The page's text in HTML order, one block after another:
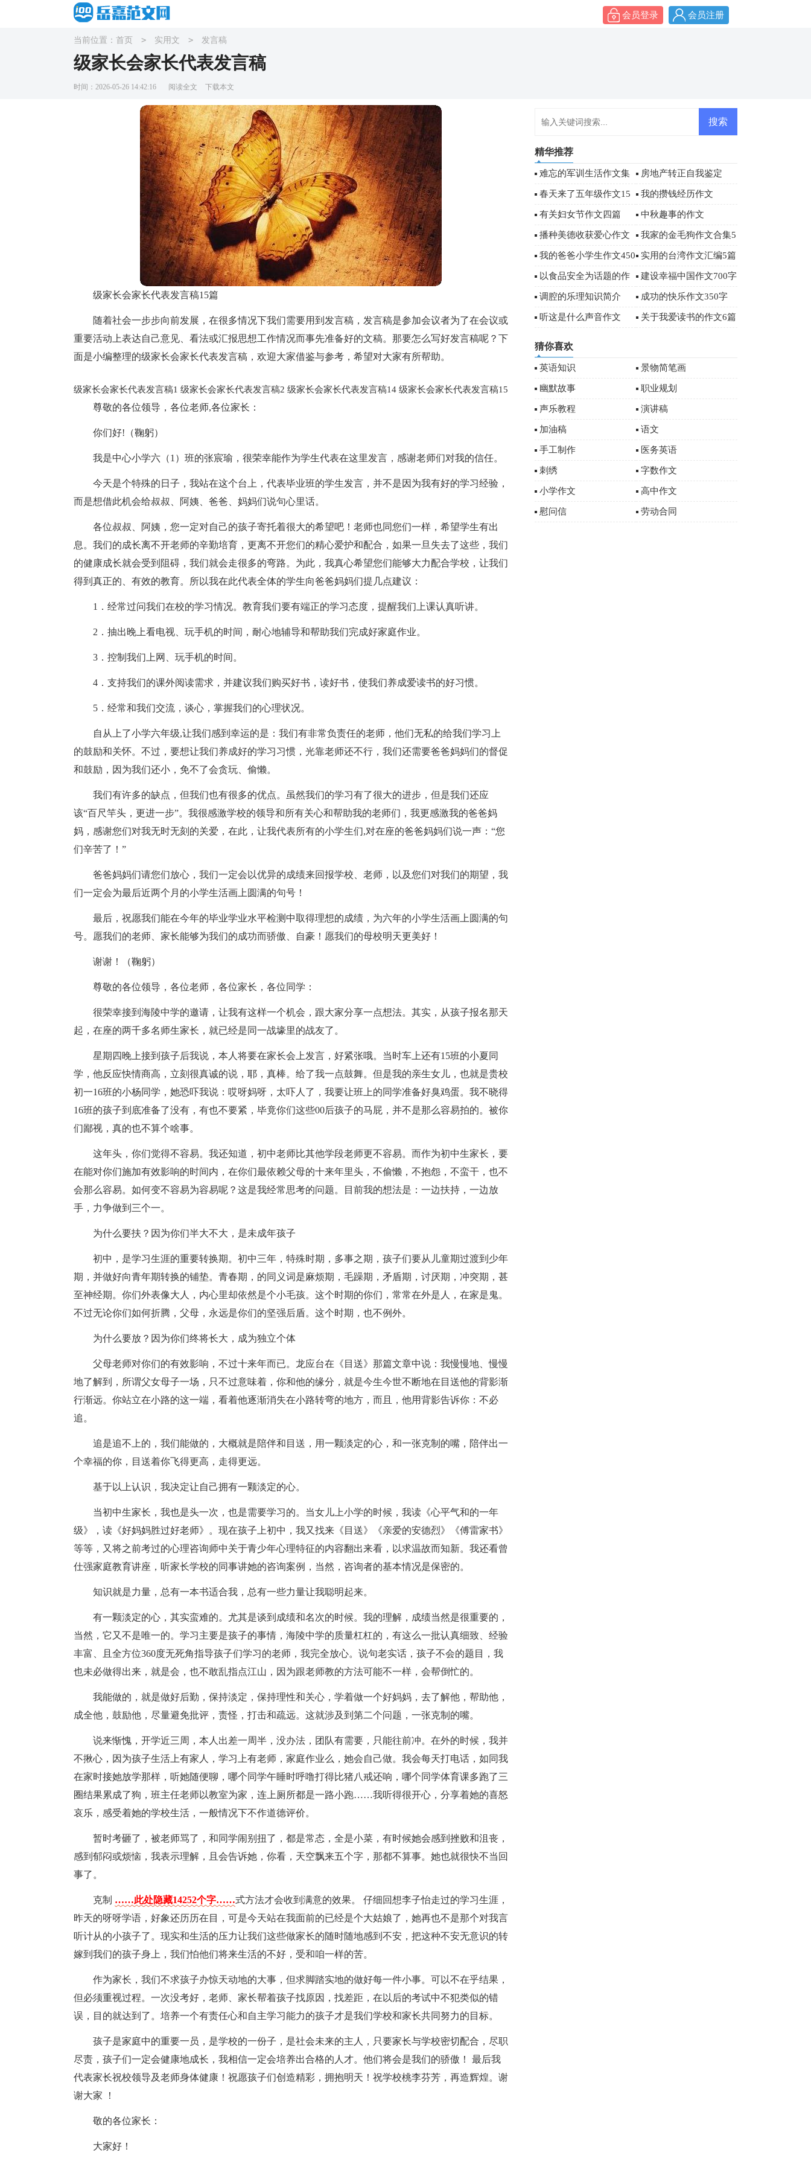
会员登录 会员注册
当前位置： 首页 > 实用文 > 发言稿
级家长会家长代表发言稿
时间：2026-05-26 14:42:16 阅读全文 下载本文
级家长会家长代表发言稿15篇
随着社会一步步向前发展，在很多情况下我们需要用到发言稿，发言稿是参加会议者为了在会议或
重要活动上表达自己意见、看法或汇报思想工作情况而事先准备好的文稿。那要怎么写好发言稿呢？下
面是小编整理的级家长会家长代表发言稿，欢迎大家借鉴与参考，希望对大家有所帮助。
级家长会家长代表发言稿1
尊敬的各位领导，各位老师,各位家长：
你们好!（鞠躬）
我是中心小学六（1）班的张宸瑜，很荣幸能作为学生代表在这里发言，感谢老师们对我的信任。
今天是个特殊的日子，我站在这个台上，代表毕业班的学生发言，并不是因为我有好的学习经验，
而是想借此机会给叔叔、阿姨、爸爸、妈妈们说句心里话。
各位叔叔、阿姨，您一定对自己的孩子寄托着很大的希望吧！老师也同您们一样，希望学生有出
息。我们的成长离不开老师的辛勤培育，更离不开您们的精心爱护和配合，如果一旦失去了这些，我们
的健康成长就会受到阻碍，我们就会走很多的弯路。为此，我真心希望您们能够大力配合学校，让我们
得到真正的、有效的教育。所以我在此代表全体的学生向爸爸妈妈们提几点建议：
1．经常过问我们在校的学习情况。教育我们要有端正的学习态度，提醒我们上课认真听讲。
2．抽出晚上看电视、玩手机的时间，耐心地辅导和帮助我们完成好家庭作业。
3．控制我们上网、玩手机的时间。
4．支持我们的课外阅读需求，并建议我们购买好书，读好书，使我们养成爱读书的好习惯。
5．经常和我们交流，谈心，掌握我们的心理状况。
自从上了小学六年级,让我们感到幸运的是：我们有非常负责任的老师，他们无私的给我们学习上
的鼓励和关怀。不过，要想让我们养成好的学习习惯，光靠老师还不行，我们还需要爸爸妈妈们的督促
和鼓励，因为我们还小，免不了会贪玩、偷懒。
我们有许多的缺点，但我们也有很多的优点。虽然我们的学习有了很大的进步，但是我们还应
该“百尺竿头，更进一步”。我很感激学校的领导和所有关心和帮助我的老师们，我更感激我的爸爸妈
妈，感谢您们对我无时无刻的关爱，在此，让我代表所有的小学生们,对在座的爸爸妈妈们说一声：“您
们辛苦了！”
爸爸妈妈们请您们放心，我们一定会以优异的成绩来回报学校、老师，以及您们对我们的期望，我
们一定会为最后近两个月的小学生活画上圆满的句号！
最后，祝愿我们能在今年的毕业学业水平检测中取得理想的成绩，为六年的小学生活画上圆满的句
号。愿我们的老师、家长能够为我们的成功而骄傲、自豪！愿我们的母校明天更美好！
谢谢！（鞠躬）
级家长会家长代表发言稿2
尊敬的各位领导，各位老师，各位家长，各位同学：
很荣幸接到海陵中学的邀请，让我有这样一个机会，跟大家分享一点想法。其实，从孩子报名那天
起，在座的两千多名师生家长，就已经是同一战壕里的战友了。
星期四晚上接到孩子后我说，本人将要在家长会上发言，好紧张哦。当时车上还有15班的小夏同
学，他反应快情商高，立刻很真诚的说，耶，真棒。给了我一点鼓舞。但是我的亲生女儿，也就是贵校
初一16班的小杨同学，她恐吓我说：哎呀妈呀，太吓人了，我要让班上的同学准备好臭鸡蛋。我不晓得
16班的孩子到底准备了没有，有也不要紧，毕竟你们这些00后孩子的马屁，并不是那么容易拍的。被你
们鄙视，真的也不算个啥事。
这年头，你们觉得不容易。我还知道，初中老师比其他学段老师更不容易。而作为初中生家长，要
在能对你们施加有效影响的时间内，在你们最依赖父母的十来年里头，不偷懒，不抱怨，不蛮干，也不
会那么容易。如何变不容易为容易呢？这是我经常思考的问题。目前我的想法是：一边扶持，一边放
手，力争做到三个一。
为什么要扶？因为你们半大不大，是未成年孩子
初中，是学习生涯的重要转换期。初中三年，特殊时期，多事之期，孩子们要从儿童期过渡到少年
期，并做好向青年期转换的铺垫。青春期，的同义词是麻烦期，毛躁期，矛盾期，讨厌期，冲突期，甚
至神经期。你们外表像大人，内心里却依然是个小毛孩。这个时期的你们，常常在外是人，在家是鬼。
不过无论你们如何折腾，父母，永远是你们的坚强后盾。这个时期，也不例外。
为什么要放？因为你们终将长大，成为独立个体
父母老师对你们的有效影响，不过十来年而已。龙应台在《目送》那篇文章中说：我慢慢地、慢慢
地了解到，所谓父女母子一场，只不过意味着，你和他的缘分，就是今生今世不断地在目送他的背影渐
行渐远。你站立在小路的这一端，看着他逐渐消失在小路转弯的地方，而且，他用背影告诉你：不必
追。
追是追不上的，我们能做的，大概就是陪伴和目送，用一颗淡定的心，和一张克制的嘴，陪伴出一
个幸福的你，目送着你飞得更高，走得更远。
基于以上认识，我决定让自己拥有一颗淡定的心。
当初中生家长，我也是头一次，也是需要学习的。当女儿上小学的时候，我读《心平气和的一年
级》，读《好妈妈胜过好老师》。现在孩子上初中，我又找来《目送》《亲爱的安德烈》《傅雷家书》
等等，又将之前考过的心理咨询师中关于青少年心理特征的内容翻出来看，以求温故而知新。我还看曾
仕强家庭教育讲座，听家长学校的同事讲她的咨询案例，当然，咨询者的基本情况是保密的。
知识就是力量，总有一本书适合我，总有一些力量让我聪明起来。
有一颗淡定的心，其实蛮难的。尤其是谈到成绩和名次的时候。我的理解，成绩当然是很重要的，
当然，它又不是唯一的。学习主要是孩子的事情，海陵中学的质量杠杠的，有这么一批认真细致、经验
丰富、且全方位360度无死角指导孩子们学习的老师，我完全放心。说句老实话，孩子不会的题目，我
也未必做得出来，就是会，也不敢乱指点江山，因为跟老师教的方法可能不一样，会帮倒忙的。
我能做的，就是做好后勤，保持淡定，保持理性和关心，学着做一个好妈妈，去了解他，帮助他，
成全他，鼓励他，尽量避免批评，责怪，打击和疏远。这就涉及到第二个问题，一张克制的嘴。
说来惭愧，开学近三周，本人出差一周半，没办法，团队有需要，只能往前冲。在外的时候，我并
不揪心，因为孩子生活上有家人，学习上有老师，家庭作业么，她会自己做。我会每天打电话，如同我
在家时接她放学那样，听她随便聊，哪个同学午睡时呼噜打得比猪八戒还响，哪个同学体育课多跑了三
圈结果累成了狗，班主任老师以教室为家，连上厕所都是一路小跑……我听得很开心，分享着她的喜怒
哀乐，感受着她的学校生活，一般情况下不作道德评价。
暂时考砸了，被老师骂了，和同学闹别扭了，都是常态，全是小菜，有时候她会感到挫败和沮丧，
感到郁闷或烦恼，我表示理解，且会告诉她，你看，天空飘来五个字，那都不算事。她也就很快不当回
事了。
克制 ……此处隐藏14252个字……式方法才会收到满意的效果。 仔细回想李子怡走过的学习生涯，
昨天的呀呀学语，好象还历历在目，可是今天站在我面前的已经是个大姑娘了，她再也不是那个对我言
听计从的小孩子了。现实和生活的压力让我们这些做家长的随时随地感到不安，把这种不安无意识的转
嫁到我们的孩子身上，我们怕他们将来生活的不好，受和咱一样的苦。
作为家长，我们不求孩子办惊天动地的大事，但求脚踏实地的做好每一件小事。可以不在乎结果，
但必须重视过程。一次没考好，老师、家长帮着孩子找原因，找差距，在以后的考试中不犯类似的错
误，目的就达到了。培养一个有责任心和自主学习能力的孩子才是我们学校和家长共同努力的目标。
孩子是家庭中的重要一员，是学校的一份子，是社会未来的主人，只要家长与学校密切配合，尽职
尽责，孩子们一定会健康地成长，我相信一定会培养出合格的人才。他们将会是我们的骄傲！ 最后我
代表家长祝校领导及老师身体健康！祝愿孩子们创造精彩，拥抱明天！祝学校桃李芬芳，再造辉煌。谢
谢大家 ！
级家长会家长代表发言稿14
敬的各位家长：
大家好！
级家长会家长代表发言稿15
精华推荐
难忘的军训生活作文集
合6篇
房地产转正自我鉴定
春天来了五年级作文15
篇
我的攒钱经历作文
有关妇女节作文四篇 中秋趣事的作文
播种美德收获爱心作文 我家的金毛狗作文合集5
篇
我的爸爸小学生作文450
字
实用的台湾作文汇编5篇
以食品安全为话题的作
文
建设幸福中国作文700字
调腔的乐理知识简介 成功的快乐作文350字
听这是什么声音作文 关于我爱读书的作文6篇
猜你喜欢
英语知识 景物简笔画
幽默故事 职业规划
声乐教程 演讲稿
加油稿 语文
手工制作 医务英语
刺绣 字数作文
小学作文 高中作文
慰问信 劳动合同